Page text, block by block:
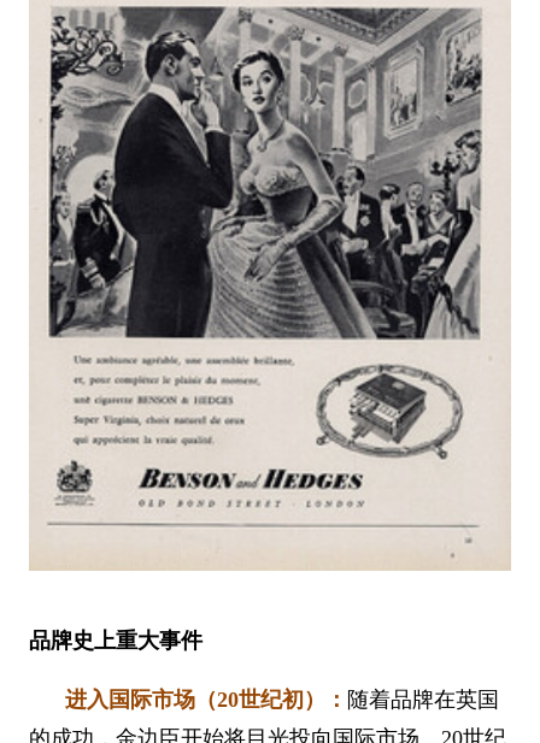
品牌史上重大事件
进入国际市场（20世纪初）： 随着品牌在英国
的成功，金边臣开始将目光投向国际市场。20世纪